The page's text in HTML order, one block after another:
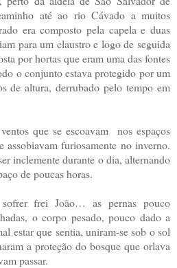
até ao rio Cávado a muitos
era composto pela capela e duas
para um claustro e logo de seguida
por hortas que eram uma das fontes
o conjunto estava protegido por um
de altura, derrubado pelo tempo em
que se escoavam nos espaços
assobiavam furiosamente no inverno.
inclemente durante o dia, alternando
de poucas horas.
frei João… as pernas pouco
o corpo pesado, pouco dado a
estar que sentia, uniram-se sob o sol
a proteção do bosque que orlava
passar.